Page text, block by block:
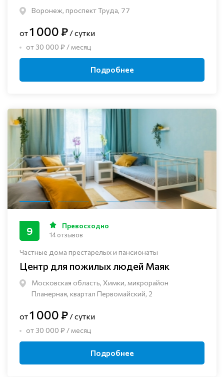
Воронеж, проспект Труда, 77
от1 000 ₽ / сутки
от 30 000 ₽ / месяц
Подробнее
Частные дома престарелых и пансионаты
Центр для пожилых людей Маяк
Московская область, Химки, микрорайон
Планерная, квартал Первомайский, 2
9 Превосходно
14 отзывов
от1 000 ₽ / сутки
от 30 000 ₽ / месяц
Подробнее